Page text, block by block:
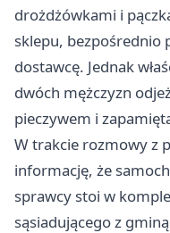
drożdżówkami i
sklepu, bezpośrednio
dostawcę. Jednak
dwóch mężczyzn
pieczywem i
W trakcie rozmowy z
informację, że
sprawcy stoi w
sąsiadującego z